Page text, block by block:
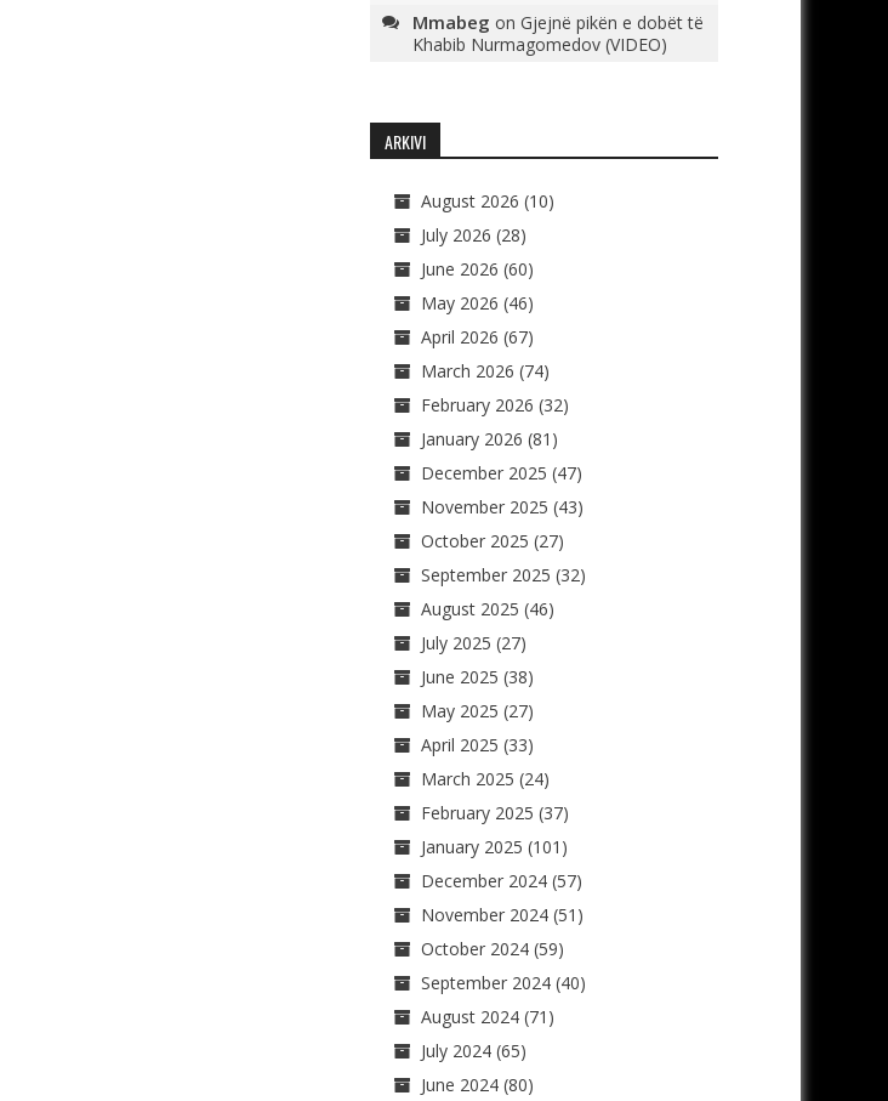
Mmabeg on Gjejnë pikën e dobët të
Khabib Nurmagomedov (VIDEO)
ARKIVI
August 2026 (10)
July 2026 (28)
June 2026 (60)
May 2026 (46)
April 2026 (67)
March 2026 (74)
February 2026 (32)
January 2026 (81)
December 2025 (47)
November 2025 (43)
October 2025 (27)
September 2025 (32)
August 2025 (46)
July 2025 (27)
June 2025 (38)
May 2025 (27)
April 2025 (33)
March 2025 (24)
February 2025 (37)
January 2025 (101)
December 2024(57)
November 2024(51)
October 2024(59)
September 2024(40)
August 2024(71)
July 2024(65)
June 2024(80)